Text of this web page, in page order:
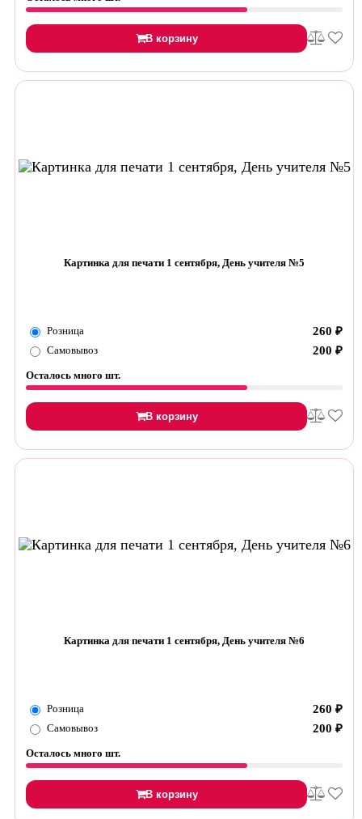
В корзину
Картинка для печати 1 сентября, День учителя №5
Розница 260 ₽
Самовывоз 200 ₽
Осталось много шт.
В корзину
Картинка для печати 1 сентября, День учителя №6
Розница 260 ₽
Самовывоз 200 ₽
Осталось много шт.
В корзину